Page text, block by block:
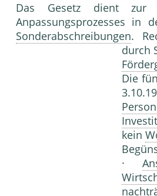
Das Gesetz dient zur
Anpassungsprozesses in
Sonderabschreibungen.
durch
Die
kein
·